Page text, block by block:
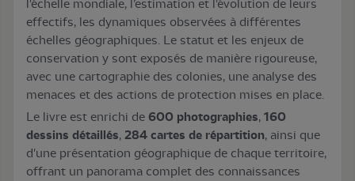
l'échelle mondiale, l’estimation et l'évolution de leurs
effectifs, les dynamiques observées à différentes
échelles géographiques. Le statut et les enjeux de
conservation y sont exposés de manière rigoureuse,
avec une cartographie des colonies, une analyse des
menaces et des actions de protection mises en place.
Le livre est enrichi de 600 photographies, 160
dessins détaillés, 284 cartes de répartition, ainsi que
d'une présentation géographique de chaque territoire,
offrant un panorama complet des connaissances